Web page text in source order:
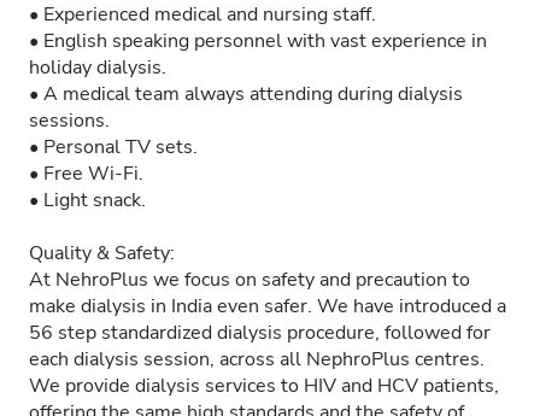
• Experienced medical and nursing staff.
• English speaking personnel with vast experience in
holiday dialysis.
• A medical team always attending during dialysis
sessions.
• Personal TV sets.
• Free Wi-Fi.
• Light snack.
Quality & Safety:
At NehroPlus we focus on safety and precaution to
make dialysis in India even safer. We have introduced a
56 step standardized dialysis procedure, followed for
each dialysis session, across all NephroPlus centres.
We provide dialysis services to HIV and HCV patients,